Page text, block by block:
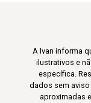
A Ivan informa
ilustrativos e
específica.
dados sem aviso
aproximadas